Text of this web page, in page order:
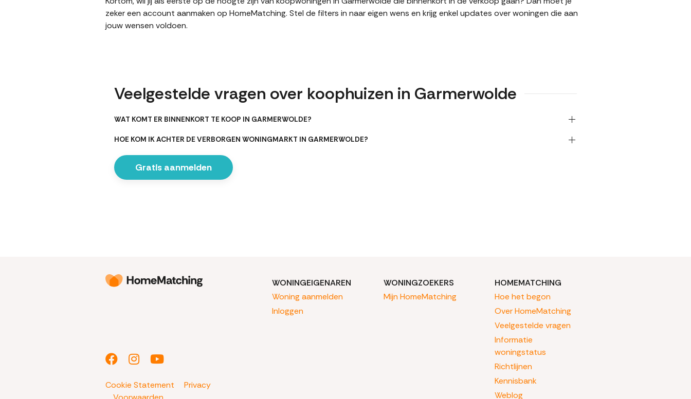
zeker een account aanmaken op HomeMatching. Stel de filters in naar eigen wens en krijg enkel updates over woningen die aan
jouw wensen voldoen.
Veelgestelde vragen over koophuizen in Garmerwolde
WAT KOMT ER BINNENKORT TE KOOP IN GARMERWOLDE?
HOE KOM IK ACHTER DE VERBORGEN WONINGMARKT IN GARMERWOLDE?
Gratis aanmelden
Cookie Statement
Privacy
WONINGEIGENAREN
Woning aanmelden
Inloggen
WONINGZOEKERS
Mijn HomeMatching
HOMEMATCHING
Hoe het begon
Over HomeMatching
Veelgestelde vragen
Informatie
woningstatus
Richtlijnen
Kennisbank
Weblog